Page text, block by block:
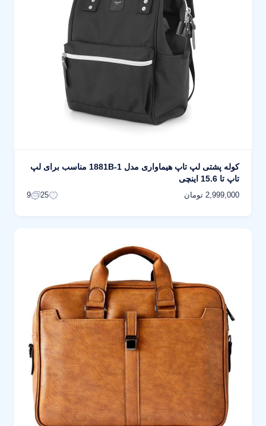
کوله پشتی لپ تاپ هیماواری مدل 1881B-1 مناسب برای لپ
تاپ تا 15.6 اینچی
2,999,000 تومان 25
9